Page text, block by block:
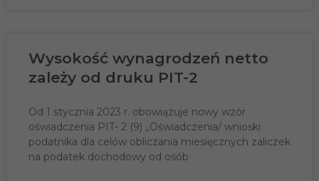
Wysokość wynagrodzeń netto
zależy od druku PIT-2
Od 1 stycznia 2023 r. obowiązuje nowy wzór
oświadczenia PIT- 2 (9) „Oświadczenia/ wnioski
podatnika dla celów obliczania miesięcznych zaliczek
na podatek dochodowy od osób